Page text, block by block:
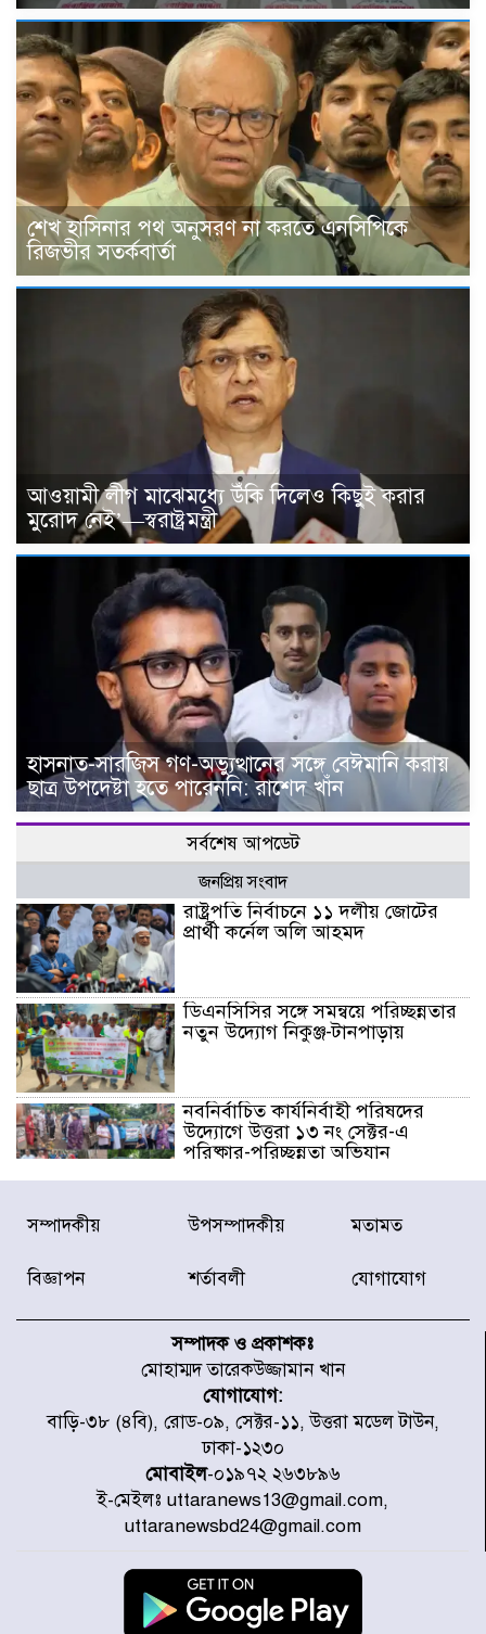
শেখ হাসিনার পথ অনুসরণ না করতে এনসিপিকে
রিজভীর সতর্কবার্তা
আওয়ামী লীগ মাঝেমধ্যে উঁকি দিলেও কিছুই করার
মুরোদ নেই’—স্বরাষ্ট্রমন্ত্রী
হাসনাত-সারজিস গণ-অভ্যুত্থানের সঙ্গে বেঈমানি করায়
ছাত্র উপদেষ্টা হতে পারেননি: রাশেদ খাঁন
সর্বশেষ আপডেট
জনপ্রিয় সংবাদ
রাষ্ট্রপতি নির্বাচনে ১১ দলীয় জোটের
প্রার্থী কর্নেল অলি আহমদ
ডিএনসিসির সঙ্গে সমন্বয়ে পরিচ্ছন্নতার
নতুন উদ্যোগ নিকুঞ্জ-টানপাড়ায়
নবনির্বাচিত কার্যনির্বাহী পরিষদের
উদ্যোগে উত্তরা ১৩ নং সেক্টর-এ
পরিষ্কার-পরিচ্ছন্নতা অভিযান
ডিএমপির অভিযানে ২৪ ঘণ্টায় গ্রেপ্তার
৫০৪, উদ্ধার মাদক-অস্ত্র
সাগরে অবমুক্ত
মাতারবাড়ী পৌঁছে নির্ধারিত কর্মসূচিতে
যোগ দিয়েছেন প্রধানমন্ত্রী
জাতীয় সাংবাদিক সংস্থার পিরোজপুর
জেলা কমিটি অনুমোদন
গণঅভ্যুত্থানের তথ্য বিশ্বমিডিয়ায় পৌঁছে
সম্পাদকীয় উপসম্পাদকীয় মতামত
বিজ্ঞাপন শর্তাবলী যোগাযোগ
সম্পাদক ও প্রকাশকঃ
মোহাম্মদ তারেকউজ্জামান খান
যোগাযোগ:
বাড়ি-৩৮ (৪বি), রোড-০৯, সেক্টর-১১, উত্তরা মডেল টাউন,
ঢাকা-১২৩০
মোবাইল-০১৯৭২ ২৬৩৮৯৬
ই-মেইলঃ uttaranews13@gmail.com,
uttaranewsbd24@gmail.com